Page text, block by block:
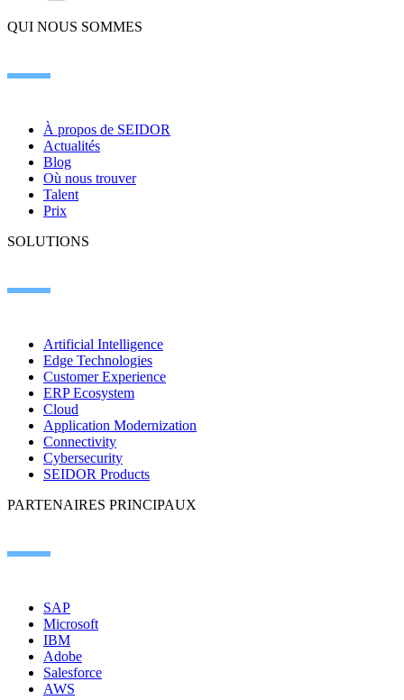
QUI NOUS SOMMES
À propos de SEIDOR
Actualités
Blog
Où nous trouver
Talent
Prix
SOLUTIONS
Artificial Intelligence
Edge Technologies
Customer Experience
ERP Ecosystem
Cloud
Application Modernization
Connectivity
Cybersecurity
SEIDOR Products
PARTENAIRES PRINCIPAUX
SAP
Microsoft
IBM
Adobe
Salesforce
AWS